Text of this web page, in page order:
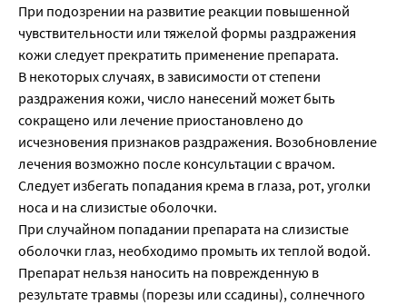
При подозрении на развитие реакции повышенной
чувствительности или тяжелой формы раздражения
кожи следует прекратить применение препарата.
В некоторых случаях, в зависимости от степени
раздражения кожи, число нанесений может быть
сокращено или лечение приостановлено до
исчезновения признаков раздражения. Возобновление
лечения возможно после консультации с врачом.
Следует избегать попадания крема в глаза, рот, уголки
носа и на слизистые оболочки.
При случайном попадании препарата на слизистые
оболочки глаз, необходимо промыть их теплой водой.
Препарат нельзя наносить на поврежденную в
результате травмы (порезы или ссадины), солнечного